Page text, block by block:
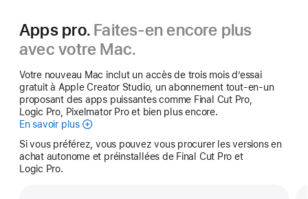
Apps pro. Faites-en encore plus
avec votre Mac.
Votre nouveau Mac inclut un accès de trois mois d’essai
gratuit à Apple Creator Studio, un abonnement tout-en-un
proposant des apps puissantes comme Final Cut Pro,
Logic Pro, Pixelmator Pro et bien plus encore.
En savoir plusApple Creator Studio
Si vous préférez, vous pouvez vous procurer les versions en
achat autonome et préinstallées de Final Cut Pro et
Logic Pro.